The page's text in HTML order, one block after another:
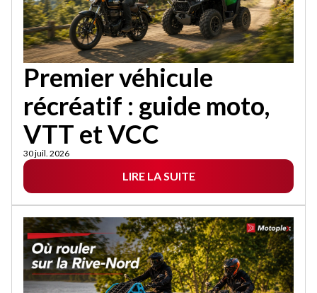
Premier véhicule
récréatif : guide moto,
VTT et VCC
30 juil. 2026
LIRE LA SUITE